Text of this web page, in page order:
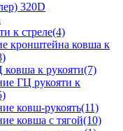
320D
к стреле(4)
кронштейна ковша к
к рукояти(7)
ГЦ рукояти к
ковш-рукоять(11)
ковша с тягой(10)